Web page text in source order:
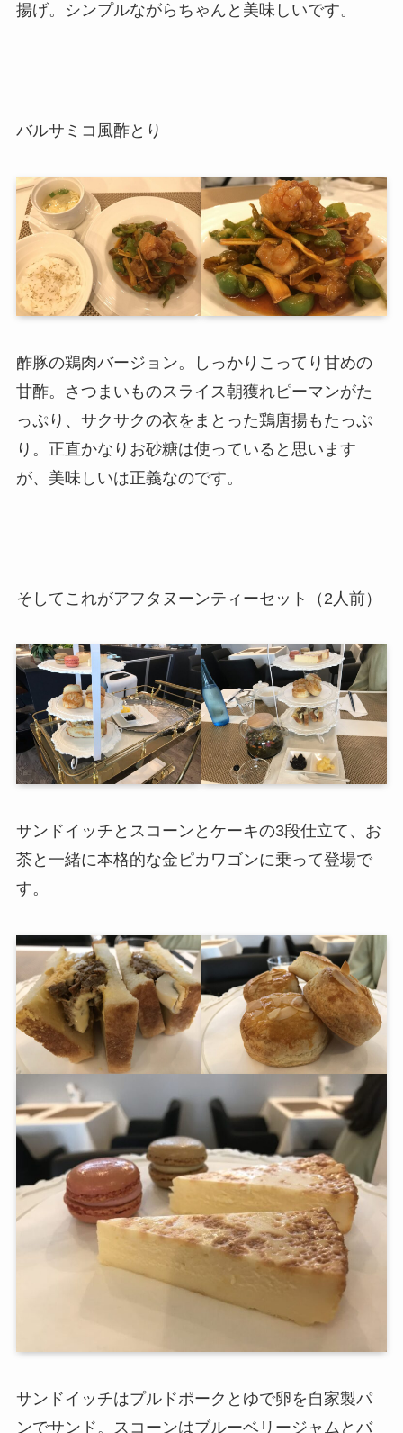
揚げ。シンプルながらちゃんと美味しいです。
バルサミコ風酢とり
酢豚の鶏肉バージョン。しっかりこってり甘めの
甘酢。さつまいものスライス朝獲れピーマンがた
っぷり、サクサクの衣をまとった鶏唐揚もたっぷ
り。正直かなりお砂糖は使っていると思います
が、美味しいは正義なのです。
そしてこれがアフタヌーンティーセット（2人前）
サンドイッチとスコーンとケーキの3段仕立て、お
茶と一緒に本格的な金ピカワゴンに乗って登場で
す。
サンドイッチはプルドポークとゆで卵を自家製パ
ンでサンド。スコーンはブルーベリージャムとバ